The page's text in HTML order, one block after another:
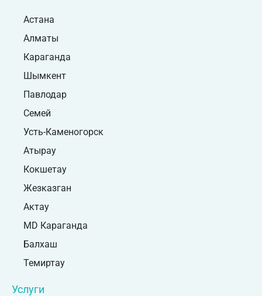
Астана
Алматы
Караганда
Шымкент
Павлодар
Семей
Усть-Каменогорск
Атырау
Кокшетау
Жезказган
Актау
MD Караганда
Балхаш
Темиртау
Услуги